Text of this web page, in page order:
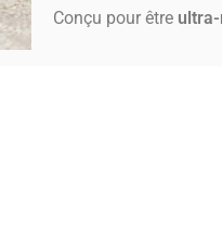
Conçu pour être